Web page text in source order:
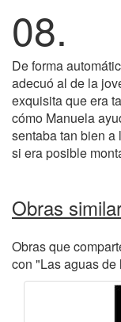
08.
De forma
adecuó al de la
exquisita que era
cómo Manuela
sentaba tan bien a
si era posible
Obras
Obras que
con "Las aguas